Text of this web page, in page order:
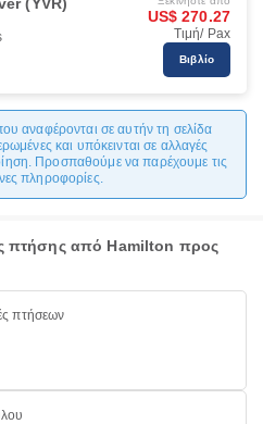
US$ 270.27
Τιμή/ Pax
Βιβλίο
αναφέρονται σε αυτήν τη σελίδα
και υπόκεινται σε αλλαγές
Προσπαθούμε να παρέχουμε τις
πληροφορίες.
πτήσης από Hamilton προς
πτήσεων